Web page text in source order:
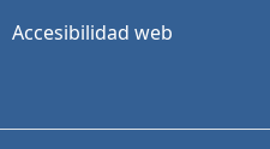
Accesibilidad web